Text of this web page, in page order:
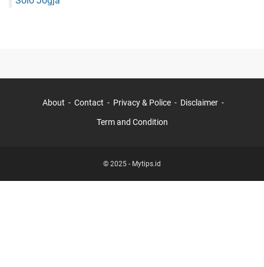
About Contact Privacy & Police Disclaimer
Term and Condition
© 2025 - Mytips.id